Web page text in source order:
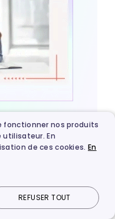
précis
et
et
Gratuit avec
payantes
en vidéos par
qualité à partir de
un clic !
fonctionner nos produits
En
de ces cookies. En
REFUSER TOUT